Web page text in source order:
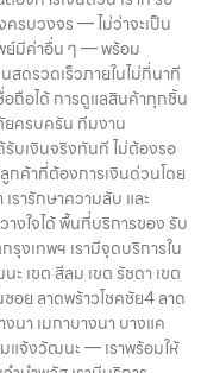
ารในหลายพื้นที่
รัชดา เขต บางแค
าวโชคชัย4 ลาด
เมกาบางนา บางแค
งวัฒนะ — เราพร้อม
ำพลัส เรามีบริการ
ำ ดังนี้: รับจำนำ
Oppo
ำ แท็บเล็ต / iPad
รับจำนำ กล้องถ่าย
สม / ของมีค่าอื่น ๆ
ห้อ อายุการใช้งาน
ะการดูแล ระบบ
งานผ่านการฝึก
ลลูกค้าเป็นความ
ครบวงจร — ไม่ว่าจะเป็น
ย์มีค่าอื่น ๆ — พร้อม
สดรวดเร็วภายในไม่กี่นาที
อถือได้ การดูแลสินค้าทุกชิ้น
ครบครัน ทีมงาน
บเงินจริงทันที ไม่ต้องรอ
กค้าที่ต้องการเงินด่วนโดย
รารักษาความลับ และ
างใจได้ พื้นที่บริการของ รับ
งเทพฯ เรามีจุดบริการใน
เขต สีลม เขต รัชดา เขต
อย ลาดพร้าวโชคชัย4 ลาด
นา เมกาบางนา บางแค
แจ้งวัฒนะ — เราพร้อมให้